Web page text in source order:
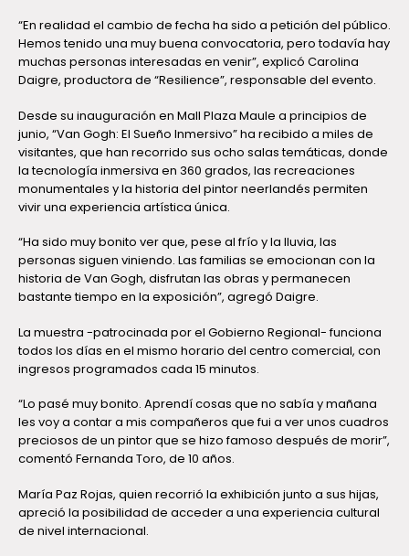
“En realidad el cambio de fecha ha sido a petición del público.
Hemos tenido una muy buena convocatoria, pero todavía hay
muchas personas interesadas en venir”, explicó Carolina
Daigre, productora de “Resilience”, responsable del evento.
Desde su inauguración en Mall Plaza Maule a principios de
junio, “Van Gogh: El Sueño Inmersivo” ha recibido a miles de
visitantes, que han recorrido sus ocho salas temáticas, donde
la tecnología inmersiva en 360 grados, las recreaciones
monumentales y la historia del pintor neerlandés permiten
vivir una experiencia artística única.
“Ha sido muy bonito ver que, pese al frío y la lluvia, las
personas siguen viniendo. Las familias se emocionan con la
historia de Van Gogh, disfrutan las obras y permanecen
bastante tiempo en la exposición”, agregó Daigre.
La muestra -patrocinada por el Gobierno Regional- funciona
todos los días en el mismo horario del centro comercial, con
ingresos programados cada 15 minutos.
“Lo pasé muy bonito. Aprendí cosas que no sabía y mañana
les voy a contar a mis compañeros que fui a ver unos cuadros
preciosos de un pintor que se hizo famoso después de morir”,
comentó Fernanda Toro, de 10 años.
María Paz Rojas, quien recorrió la exhibición junto a sus hijas,
apreció la posibilidad de acceder a una experiencia cultural
de nivel internacional.